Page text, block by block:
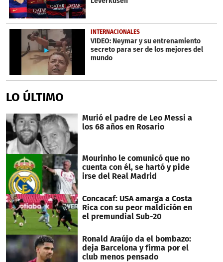
INTERNACIONALES
VIDEO: Neymar y su entrenamiento
secreto para ser de los mejores del
mundo
LO ÚLTIMO
Murió el padre de Leo Messi a
los 68 años en Rosario
Mourinho le comunicó que no
cuenta con él, se hartó y pide
irse del Real Madrid
Concacaf: USA amarga a Costa
Rica con su peor maldición en
el premundial Sub-20
Ronald Araújo da el bombazo:
deja Barcelona y firma por el
club menos pensado